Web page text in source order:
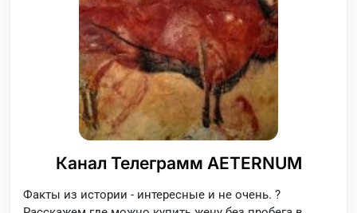
Канал Телеграмм AETERNUM
Факты из истории - интересные и не очень. ?️